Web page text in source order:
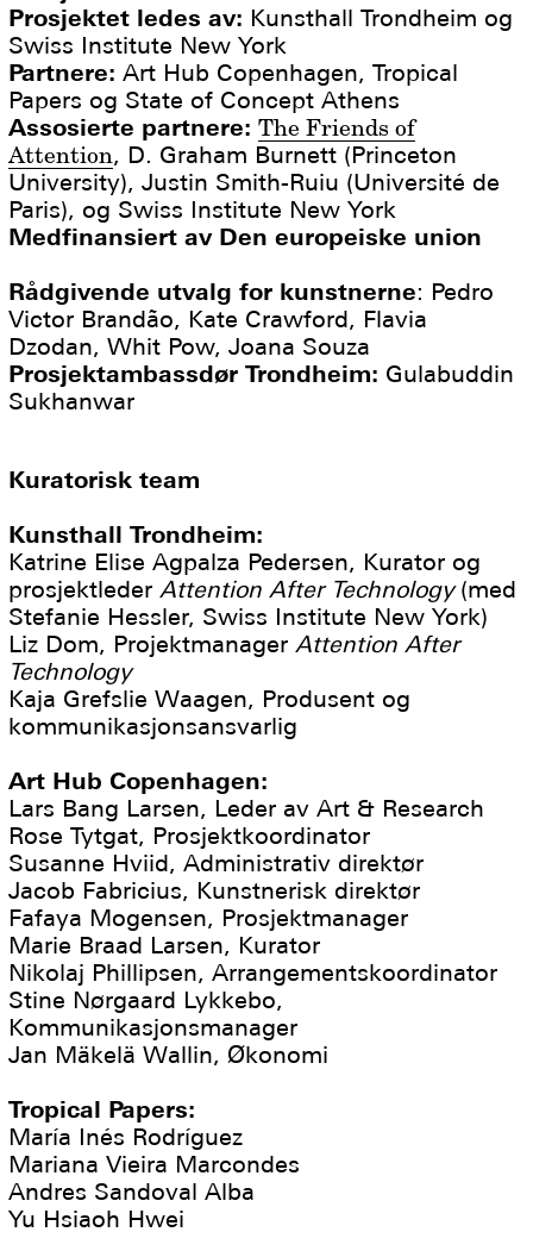
Prosjektet ledes av: Kunsthall Trondheim og
Swiss Institute New York
Partnere: Art Hub Copenhagen, Tropical
Papers og State of Concept Athens
Assosierte partnere: The Friends of
Attention, D. Graham Burnett (Princeton
University), Justin Smith-Ruiu (Université de
Paris), og Swiss Institute New York
Medfinansiert av Den europeiske union
Rådgivende utvalg for kunstnerne: Pedro
Victor Brandão, Kate Crawford, Flavia
Dzodan, Whit Pow, Joana Souza
Prosjektambassdør Trondheim: Gulabuddin
Sukhanwar
Kuratorisk team
Kunsthall Trondheim:
Katrine Elise Agpalza Pedersen, Kurator og
prosjektlederAttention After Technology(med
Stefanie Hessler, Swiss Institute New York)
Liz Dom, ProjektmanagerAttention After
Technology
Kaja Grefslie Waagen, Produsent og
kommunikasjonsansvarlig
Art Hub Copenhagen:
Lars Bang Larsen, Leder av Art & Research
Rose Tytgat, Prosjektkoordinator
Susanne Hviid, Administrativ direktør
Jacob Fabricius, Kunstnerisk direktør
Fafaya Mogensen, Prosjektmanager
Marie Braad Larsen, Kurator
Nikolaj Phillipsen, Arrangementskoordinator
Stine Nørgaard Lykkebo,
Kommunikasjonsmanager
Jan Mäkelä Wallin, Økonomi
Tropical Papers:
María Inés Rodríguez
Mariana Vieira Marcondes
Andres Sandoval Alba
Yu Hsiaoh Hwei